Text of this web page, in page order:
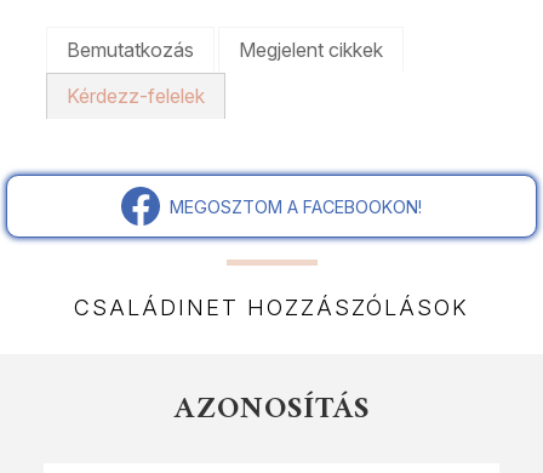
Bemutatkozás
Megjelent cikkek
Kérdezz-felelek
MEGOSZTOM A FACEBOOKON!
CSALÁDINET HOZZÁSZÓLÁSOK
AZONOSÍTÁS